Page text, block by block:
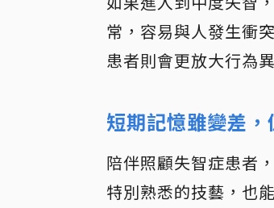
常，容易與人發生衝
患者則會更放大行為
短期記憶雖變差
陪伴照顧失智症患者
特別熟悉的技藝，也